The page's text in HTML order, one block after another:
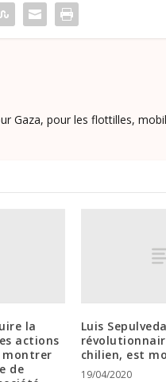
Gaza, pour les flottilles,
la
actions
montrer
de
Luis
chilien, est
19/04/2020